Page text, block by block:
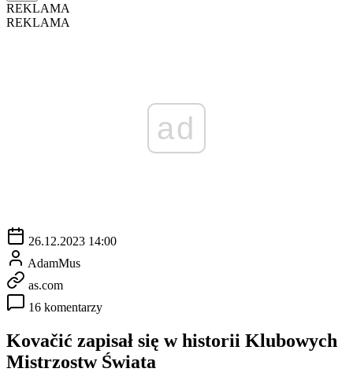
REKLAMA
REKLAMA
ad
26.12.2023 14:00
AdamMus
as.com
16 komentarzy
Kovačić zapisał się w historii Klubowych
Mistrzostw Świata